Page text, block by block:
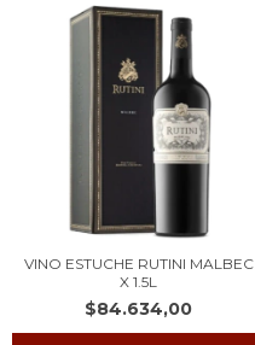
VINO ESTUCHE RUTINI MALBEC
X 1.5L
$84.634,00